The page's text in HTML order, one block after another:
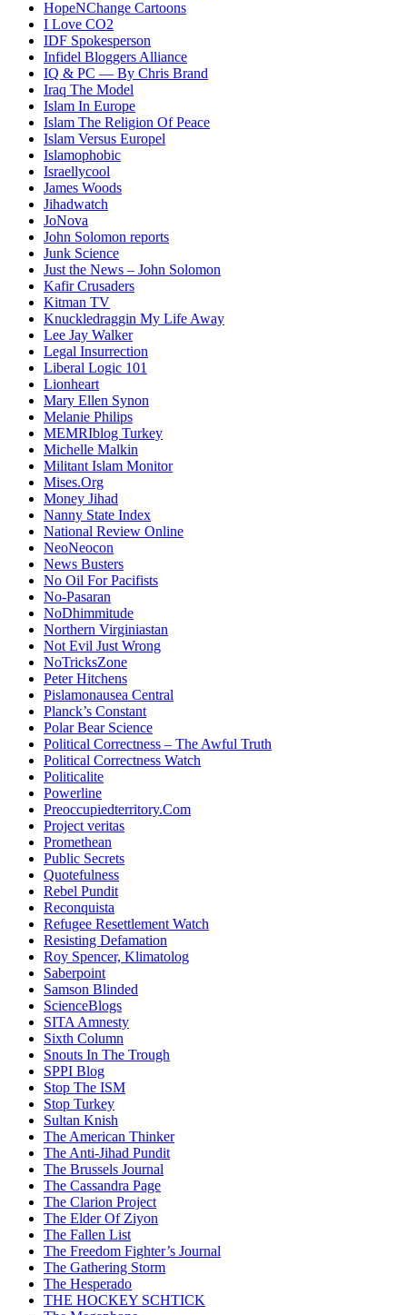
HopeNChange Cartoons
I Love CO2
IDF Spokesperson
Infidel Bloggers Alliance
IQ & PC — By Chris Brand
Iraq The Model
Islam In Europe
Islam The Religion Of Peace
Islam Versus Europel
Islamophobic
Israellycool
James Woods
Jihadwatch
JoNova
John Solomon reports
Junk Science
Just the News – John Solomon
Kafir Crusaders
Kitman TV
Knuckledraggin My Life Away
Lee Jay Walker
Legal Insurrection
Liberal Logic 101
Lionheart
Mary Ellen Synon
Melanie Philips
MEMRIblog Turkey
Michelle Malkin
Militant Islam Monitor
Mises.Org
Money Jihad
Nanny State Index
National Review Online
NeoNeocon
News Busters
No Oil For Pacifists
No-Pasaran
NoDhimmitude
Northern Virginiastan
Not Evil Just Wrong
NoTricksZone
Peter Hitchens
Pislamonausea Central
Planck’s Constant
Polar Bear Science
Political Correctness – The Awful Truth
Political Correctness Watch
Politicalite
Powerline
Preoccupiedterritory.Com
Project veritas
Promethean
Public Secrets
Quotefulness
Rebel Pundit
Reconquista
Refugee Resettlement Watch
Resisting Defamation
Roy Spencer, Klimatolog
Saberpoint
Samson Blinded
ScienceBlogs
SITA Amnesty
Sixth Column
Snouts In The Trough
SPPI Blog
Stop The ISM
Stop Turkey
Sultan Knish
The American Thinker
The Anti-Jihad Pundit
The Brussels Journal
The Cassandra Page
The Clarion Project
The Elder Of Ziyon
The Fallen List
The Freedom Fighter’s Journal
The Gathering Storm
The Hesperado
THE HOCKEY SCHTICK